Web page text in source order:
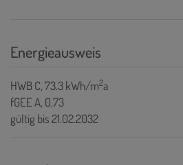
Energieausweis
HWBC, 73.3 kWh/m2a
fGEEA, 0,73
gültig bis21.02.2032